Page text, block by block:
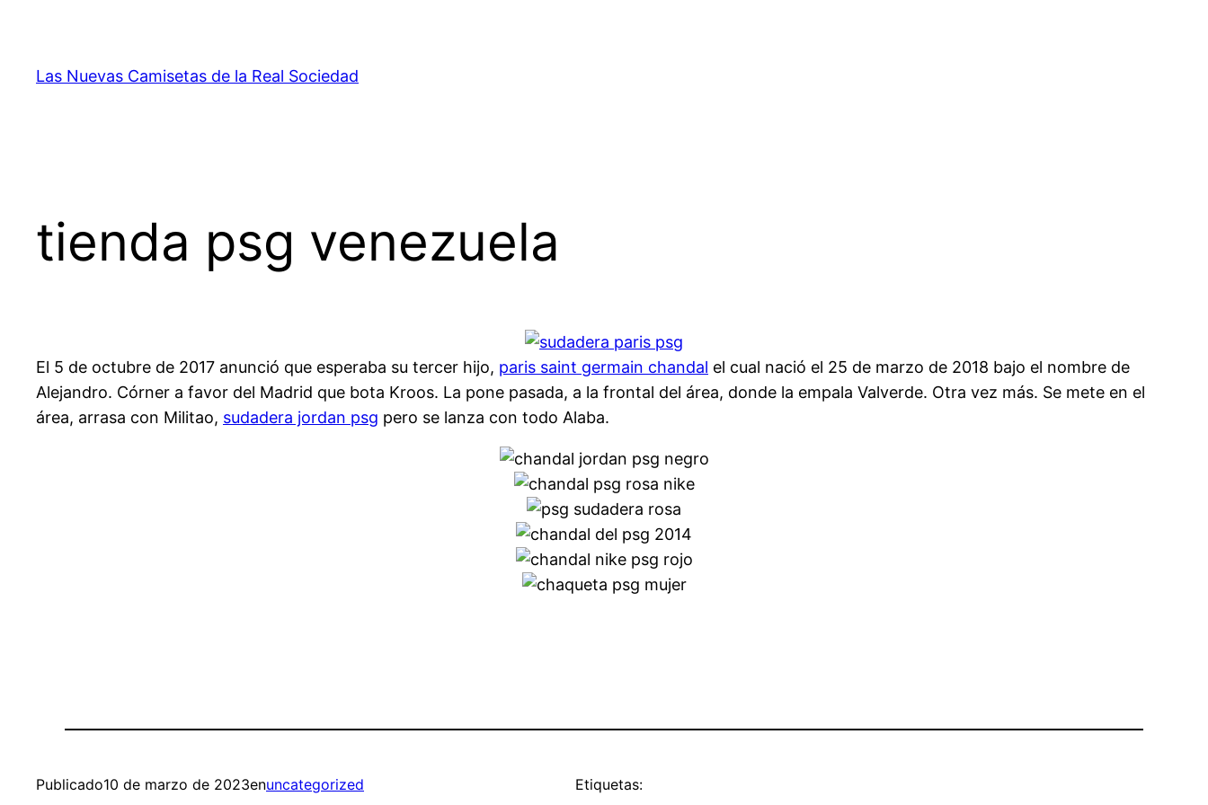
contenido
Las Nuevas Camisetas de la Real Sociedad
tienda psg venezuela
El 5 de octubre de 2017 anunció que esperaba su tercer hijo, paris saint germain chandal el cual nació el 25 de marzo de 2018 bajo el nombre de
Alejandro. Córner a favor del Madrid que bota Kroos. La pone pasada, a la frontal del área, donde la empala Valverde. Otra vez más. Se mete en el
área, arrasa con Militao, sudadera jordan psg pero se lanza con todo Alaba.
Publicado10 de marzo de 2023enuncategorized Etiquetas: